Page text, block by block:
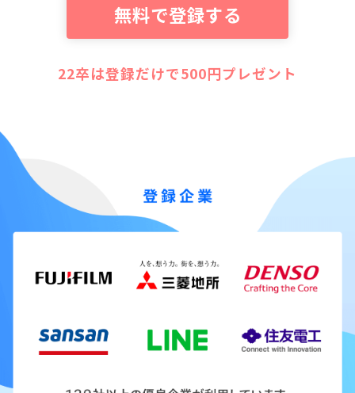
無料で登録する
22卒は登録だけで500円プレゼント